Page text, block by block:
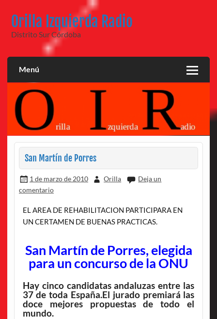
contenido
Orilla Izquierda Radio
Distrito Sur Córdoba
Menú
San Martín de Porres
1 de marzo de 2010 Orilla
Deja un
comentario
EL AREA DE REHABILITACION PARTICIPARA EN
UN CERTAMEN DE BUENAS PRACTICAS.
San Martín de Porres, elegida
para un concurso de la ONU
Hay cinco candidatas andaluzas entre las
37 de toda España.El jurado premiará las
doce mejores propuestas de todo el
mundo.